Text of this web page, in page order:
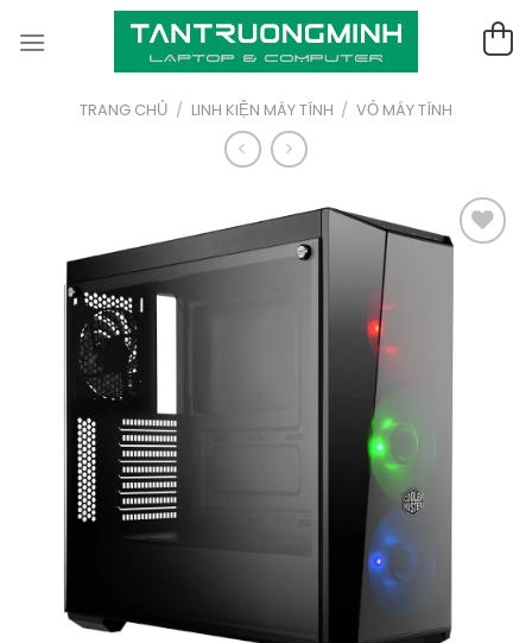
TRANG CHỦ / LINH KIỆN MÁY TÍNH / VỎ MÁY TÍNH